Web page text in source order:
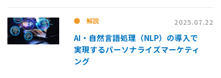
解説 2025.07.22
AI・自然言語処理（NLP）の導入で
実現するパーソナライズマーケティ
ング